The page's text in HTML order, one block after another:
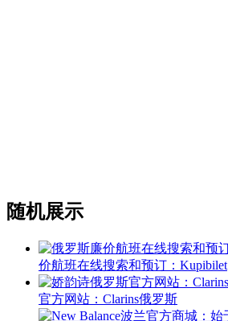
随机展示
价航班在线搜索和预订：Kupibilet
官方网站：Clarins俄罗斯